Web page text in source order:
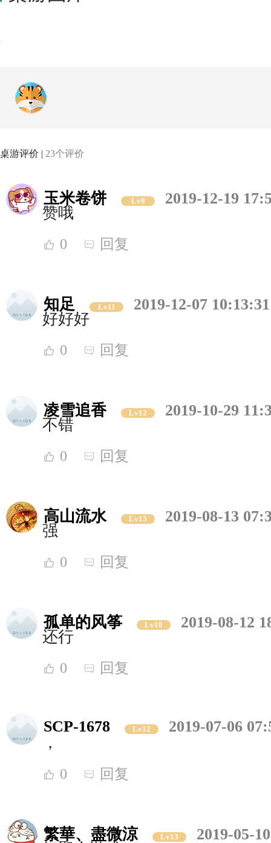
桌游评价 | 23个评价
玉米卷饼 Lv9
2019-12-19
赞哦
0 回复
知足 Lv11
2019-12-07 10:13:31
好好好
0 回复
凌雪追香 Lv12
2019-10-29
不错
0 回复
高山流水 Lv13
2019-08-13
强
0 回复
孤单的风筝 Lv10
2019-08-12
还行
0 回复
SCP-1678 Lv12
2019-07-06
，
0 回复
繁華、盡微涼 Lv13
2019-05-